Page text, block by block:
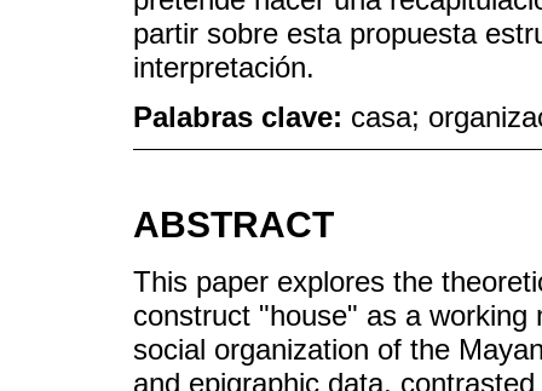
partir sobre esta propuesta
interpretación.
Palabras clave: casa;
ABSTRACT
This paper explores the
construct "house" as a working
social organization of the
and epigraphic data,